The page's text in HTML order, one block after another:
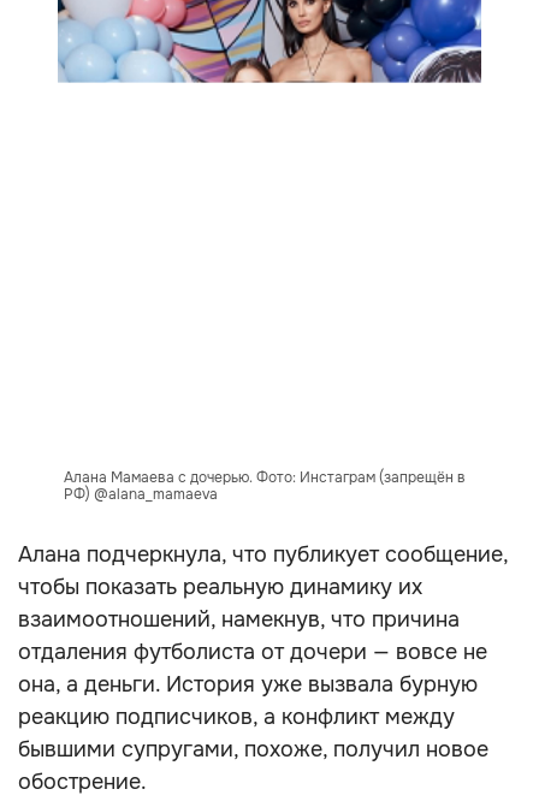
Алана Мамаева с дочерью. Фото: Инстаграм (запрещён в
РФ) @alana_mamaeva
Алана подчеркнула, что публикует сообщение,
чтобы показать реальную динамику их
взаимоотношений, намекнув, что причина
отдаления футболиста от дочери — вовсе не
она, а деньги. История уже вызвала бурную
реакцию подписчиков, а конфликт между
бывшими супругами, похоже, получил новое
обострение.